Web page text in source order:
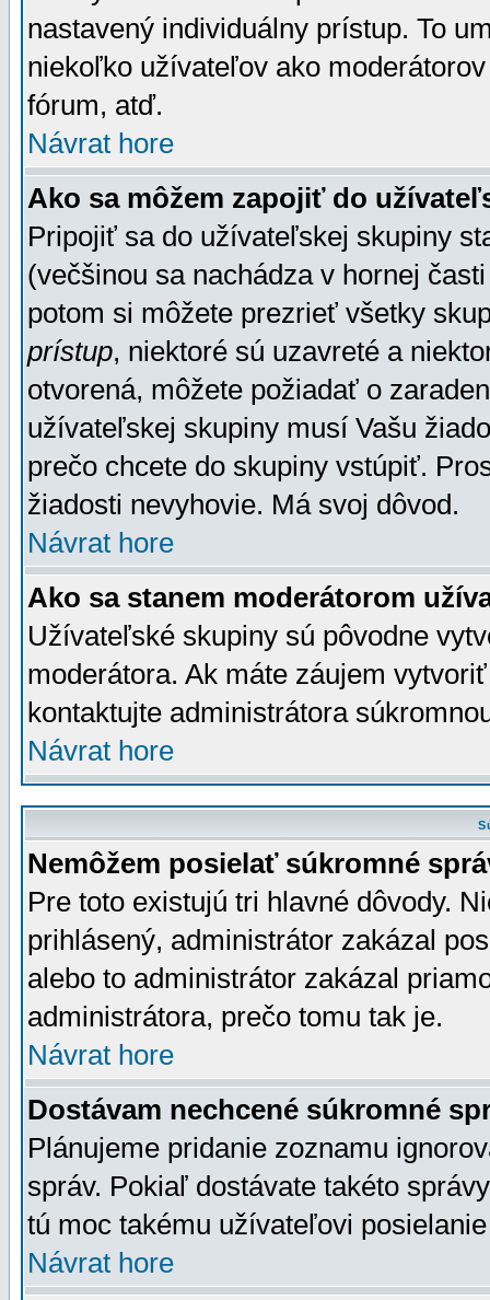
nastavený individuálny prístup. To
niekoľko užívateľov ako
fórum, atď.
Návrat hore
Ako sa môžem zapojiť do
Pripojiť sa do užívateľskej skupiny
(večšinou sa nachádza v hornej
potom si môžete prezrieť všetky
prístup, niektoré sú uzavreté a
otvorená, môžete požiadať o
užívateľskej skupiny musí Vašu
prečo chcete do skupiny vstúpiť.
žiadosti nevyhovie. Má svoj dôvod.
Návrat hore
Ako sa stanem moderátorom
Užívateľské skupiny sú pôvodne
moderátora. Ak máte záujem
kontaktujte administrátora
Návrat hore
Nemôžem posielať súkromné
Pre toto existujú tri hlavné dôvody.
prihlásený, administrátor zakázal
alebo to administrátor zakázal
administrátora, prečo tomu tak je.
Návrat hore
Dostávam nechcené súkromné
Plánujeme pridanie zoznamu
správ. Pokiaľ dostávate takéto
tú moc takému užívateľovi
Návrat hore